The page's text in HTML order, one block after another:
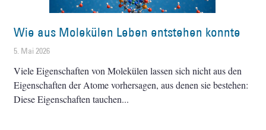
Wie aus Molekülen Leben entstehen konnte
5. Mai 2026
Viele Eigenschaften von Molekülen lassen sich nicht aus den
Eigenschaften der Atome vorhersagen, aus denen sie bestehen:
Diese Eigenschaften tauchen